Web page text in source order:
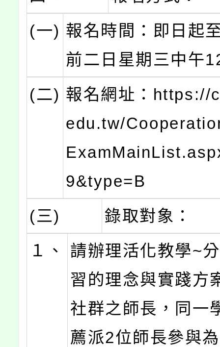
(一) 報名時間：即日起
前二日星期三中午
(二) 報名網址：https://
edu.tw/
9&type=B
(三)
錄取對象：
１、
請辦理活化教學~
習的理念與實踐方
社群之師長，同一
薦派2位師長參與